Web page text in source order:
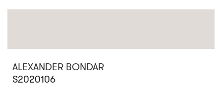
ALEXANDER BONDAR
S2020106